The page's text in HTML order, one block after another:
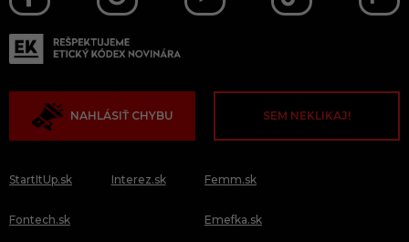
NAHLÁSIŤ CHYBU SEM NEKLIKAJ!
StartItUp.sk
Fontech.sk
Interez.sk Femm.sk
Emefka.sk